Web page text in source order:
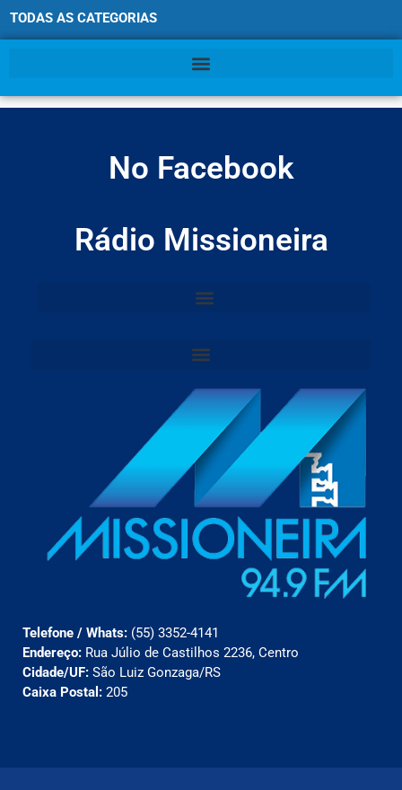
TODAS AS CATEGORIAS
No Facebook
Rádio Missioneira
Telefone / Whats: (55) 3352-4141
Endereço: Rua Júlio de Castilhos 2236, Centro
Cidade/UF: São Luiz Gonzaga/RS
Caixa Postal: 205